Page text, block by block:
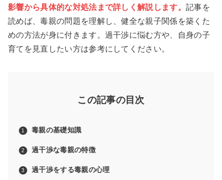
影響から具体的な対処法まで詳しく解説します。記事を
読めば、毒親の問題を理解し、健全な親子関係を築くた
めの方法が身に付きます。過干渉に悩む方や、自身の子
育てを見直したい方は参考にしてください。
この記事の目次
毒親の基礎知識
過干渉な毒親の特徴
過干渉をする毒親の心理